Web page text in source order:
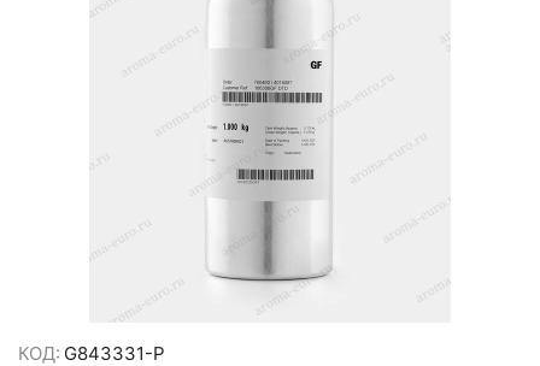
КОД: G843331-P